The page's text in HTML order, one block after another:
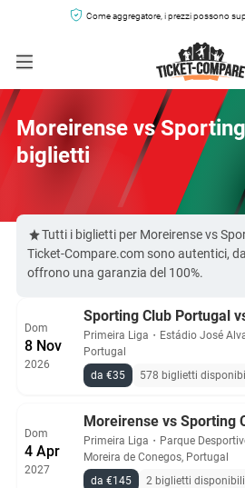
Come aggregatore, i prezzi possono
Moreirense vs
biglietti
Tutti i biglietti per Moreirense vs
Ticket-Compare.com sono autentici,
offrono una garanzia del 100%.
Dom
8 Nov
2026
Sporting Club Portugal
Primeira Liga ・ Estádio José
Portugal
da €35
578 biglietti
Dom
4 Apr
2027
Moreirense vs Sporting
Primeira Liga ・
Moreira de Conegos, Portugal
da €145
2 biglietti disponibili